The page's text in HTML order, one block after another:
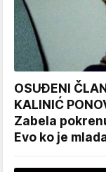
OSUĐENI
KALINIĆ
Zabela
Evo ko je